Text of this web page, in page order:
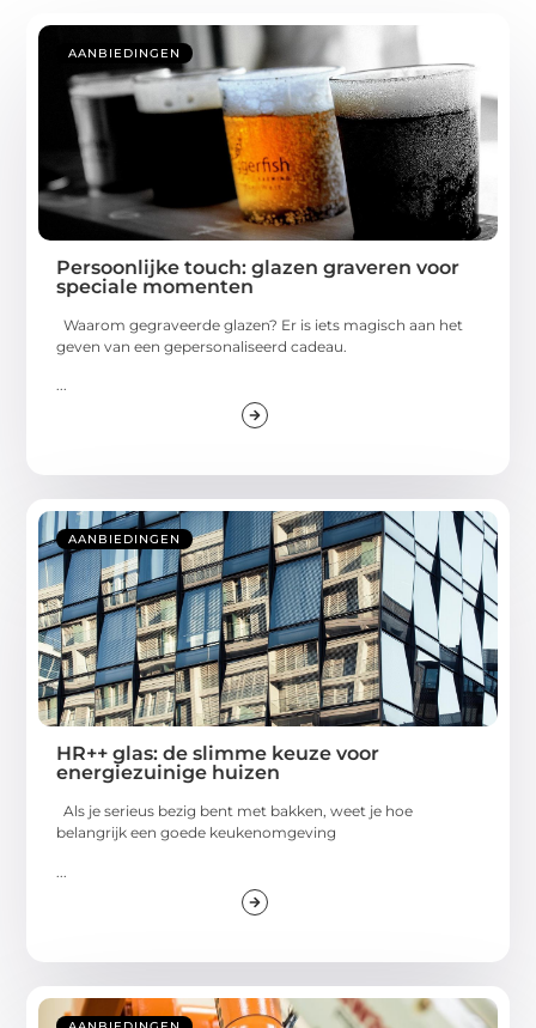
AANBIEDINGEN
Persoonlijke touch: glazen graveren voor
speciale momenten
Waarom gegraveerde glazen? Er is iets magisch aan het
geven van een gepersonaliseerd cadeau.
...
AANBIEDINGEN
HR++ glas: de slimme keuze voor
energiezuinige huizen
Als je serieus bezig bent met bakken, weet je hoe
belangrijk een goede keukenomgeving